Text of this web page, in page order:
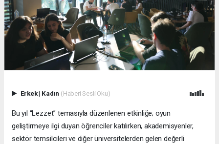
Erkek| Kadın (Haberi Sesli Oku)
Bu yıl “Lezzet” temasıyla düzenlenen etkinliğe; oyun
geliştirmeye ilgi duyan öğrenciler katılırken, akademisyenler,
sektör temsilcileri ve diğer üniversitelerden gelen değerli